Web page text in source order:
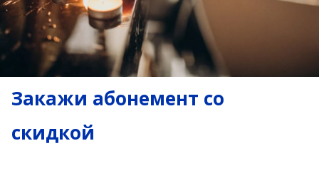
Закажи абонемент со
скидкой